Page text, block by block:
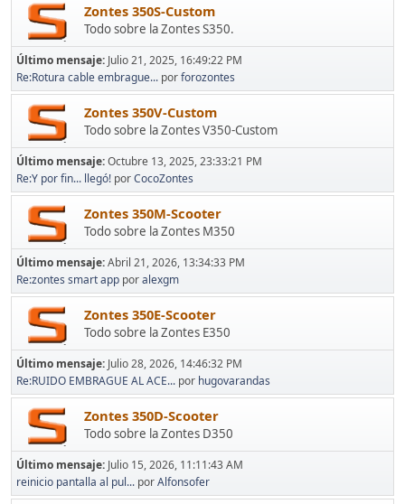
Zontes 350S-Custom
Todo sobre la Zontes S350.
Último mensaje: Julio 21, 2025, 16:49:22 PM
Re:Rotura cable embrague... porforozontes
Zontes 350V-Custom
Todo sobre la Zontes V350-Custom
Último mensaje:Octubre 13, 2025, 23:33:21 PM
Re:Y por fin... llegó! porCocoZontes
Zontes 350M-Scooter
Todo sobre la Zontes M350
Último mensaje:Abril 21, 2026, 13:34:33 PM
Re:zontes smart app poralexgm
Zontes 350E-Scooter
Todo sobre la Zontes E350
Último mensaje: Julio 28, 2026, 14:46:32 PM
Re:RUIDO EMBRAGUE AL ACE... por hugovarandas
Zontes 350D-Scooter
Todo sobre la Zontes D350
Último mensaje: Julio 15, 2026, 11:11:43 AM
reinicio pantalla al pul... porAlfonsofer